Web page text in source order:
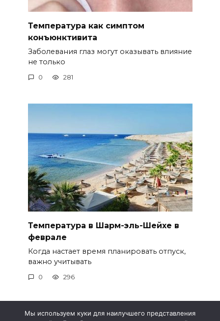
Температура как симптом
конъюнктивита
Заболевания глаз могут оказывать влияние
не только
0 281
Температура в Шарм-эль-Шейхе в
феврале
Когда настает время планировать отпуск,
важно учитывать
0 296
Мы используем куки для наилучшего представления